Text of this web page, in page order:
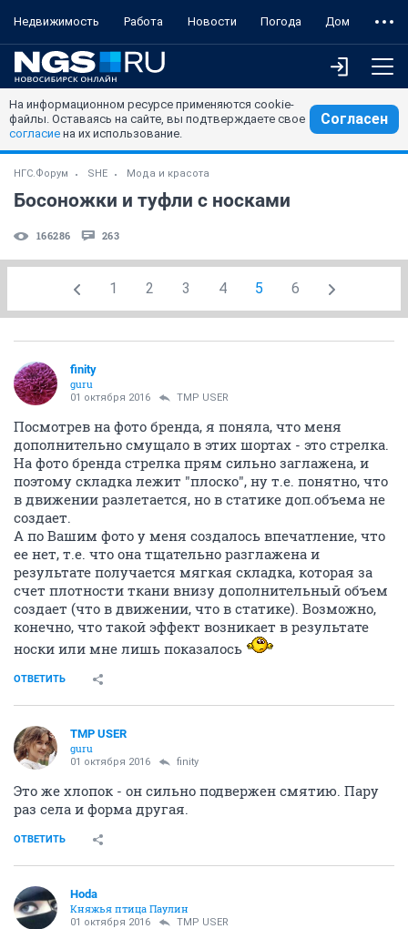
Недвижимость Работа Новости Погода Дом
На информационном ресурсе применяются cookie-
файлы. Оставаясь на сайте, вы подтверждаете свое
согласие на их использование.
Согласен
НГС.Форум SHE Мода и красота
Босоножки и туфли с носками
166286 263
1 2 3 4 5 6
finity
guru
01 октября 2016 TMP USER
Посмотрев на фото бренда, я поняла, что меня
дополнительно смущало в этих шортах - это стрелка.
На фото бренда стрелка прям сильно заглажена, и
поэтому складка лежит "плоско", ну т.е. понятно, что
в движении разлетается, но в статике доп.объема не
создает.
А по Вашим фото у меня создалось впечатление, что
ее нет, т.е. что она тщательно разглажена и
результате получается мягкая складка, которая за
счет плотности ткани внизу дополнительный объем
создает (что в движении, что в статике). Возможно,
конечно, что такой эффект возникает в результате
носки или мне лишь показалось
ОТВЕТИТЬ
TMP USER
guru
01 октября 2016 finity
Это же хлопок - он сильно подвержен смятию. Пару
раз села и форма другая.
ОТВЕТИТЬ
Hoda
Княжья птица Паулин
01 октября 2016 TMP USER